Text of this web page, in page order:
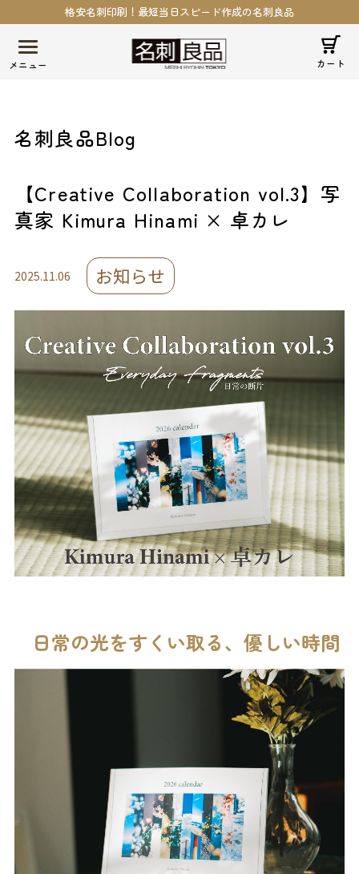
格安名刺印刷！最短当日スピード作成の名刺良品
カート
名刺良品Blog
【Creative Collaboration vol.3】写
真家 Kimura Hinami × 卓カレ
2025.11.06 お知らせ
日常の光をすくい取る、優しい時間